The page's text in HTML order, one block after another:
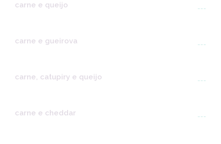
carne e queijo ---
carne e gueirova ---
carne, catupiry e queijo ---
carne e cheddar ---